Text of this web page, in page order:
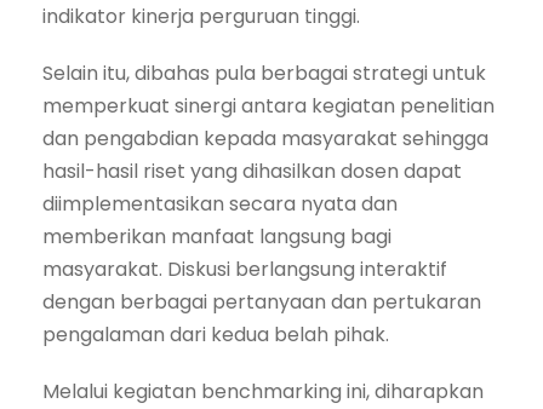
indikator kinerja perguruan tinggi.
Selain itu, dibahas pula berbagai strategi untuk
memperkuat sinergi antara kegiatan penelitian
dan pengabdian kepada masyarakat sehingga
hasil-hasil riset yang dihasilkan dosen dapat
diimplementasikan secara nyata dan
memberikan manfaat langsung bagi
masyarakat. Diskusi berlangsung interaktif
dengan berbagai pertanyaan dan pertukaran
pengalaman dari kedua belah pihak.
Melalui kegiatan benchmarking ini, diharapkan